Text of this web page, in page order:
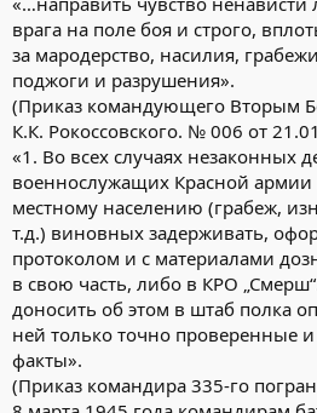
врага на поле боя и строго,
за мародерство, насилия,
поджоги и разрушения».
(Приказ командующего Вторым
К.К. Рокоссовского. № 006 от
«1. Во всех случаях незаконных
военнослужащих Красной
местному населению (грабеж,
т.д.) виновных задерживать,
протоколом и с материалами
в свою часть, либо в КРО
доносить об этом в штаб полка
ней только точно проверенные
факты».
(Приказ командира 335-го